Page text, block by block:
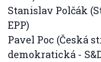
Stanislav Polčák
EPP)
Pavel Poc (Česká
demokratická -